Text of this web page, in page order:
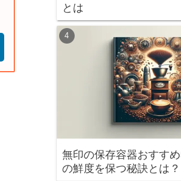
とは
無印の保存容器おすす
の鮮度を保つ秘訣とは？